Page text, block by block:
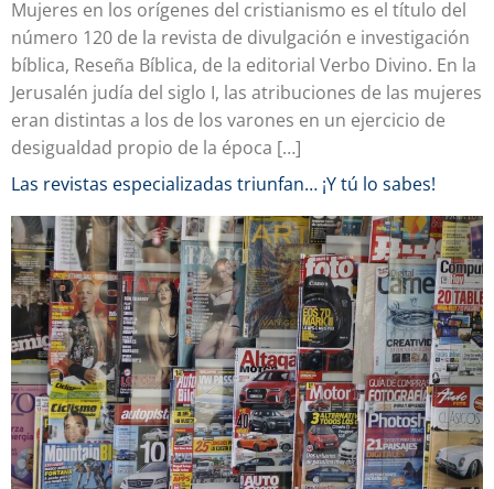
Mujeres en los orígenes del cristianismo es el título del
número 120 de la revista de divulgación e investigación
bíblica, Reseña Bíblica, de la editorial Verbo Divino. En la
Jerusalén judía del siglo I, las atribuciones de las mujeres
eran distintas a los de los varones en un ejercicio de
desigualdad propio de la época […]
Las revistas especializadas triunfan… ¡Y tú lo sabes!